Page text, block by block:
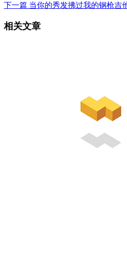
下一篇 当你的秀发拂过我的钢枪吉
相关文章